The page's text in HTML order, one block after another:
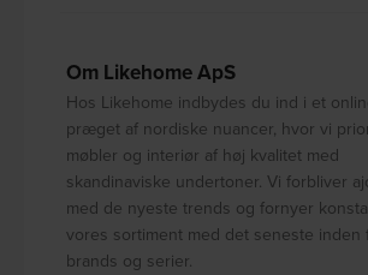
Om Likehome ApS
Hos Likehome indbydes du ind i et
præget af nordiske nuancer, hvor vi
møbler og interiør af høj kvalitet med
skandinaviske undertoner. Vi forbliver
med de nyeste trends og fornyer
vores sortiment med det seneste inden
brands og serier.